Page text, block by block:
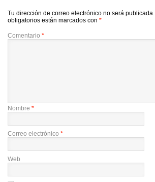
Tu dirección de correo electrónico no será publicada.
obligatorios están marcados con *
Comentario *
Nombre *
Correo electrónico *
Web